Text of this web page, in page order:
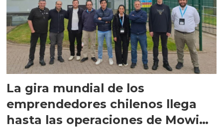
La gira mundial de los
emprendedores chilenos llega
hasta las operaciones de Mowi